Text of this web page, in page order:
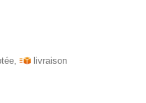
, livraison